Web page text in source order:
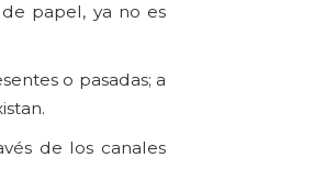
papel, ya no es
o pasadas; a
de los canales